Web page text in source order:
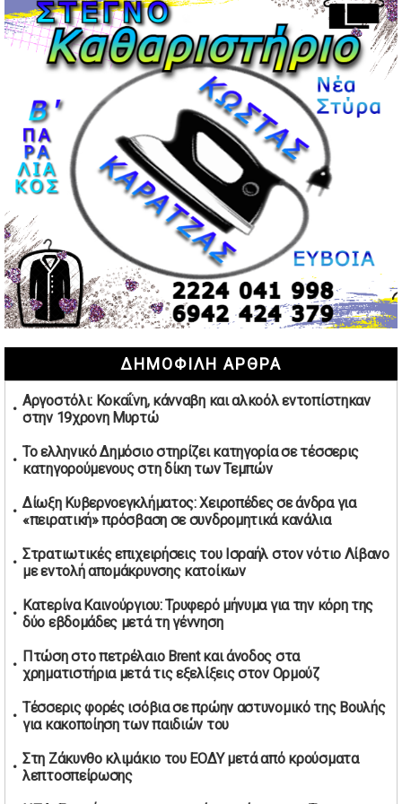
Περιστέρι: Ένταση μεταξύ ανηλίκων άφησε δύο
15χρονους τραυματίες
02/05/2026 | 18:56
Ηνωμένα Αραβικά Εμιράτα: Αίρουν τους περιορισμούς
στον εναέριο χώρο
02/05/2026 | 17:16
Η Αθηνά Λινού αφήνει ανοιχτό το ενδεχόμενο ένταξης
στον νέο πολιτικό φορέα Τσίπρα
02/05/2026 | 17:01
Αταμάν: Κανείς δεν έχει δικαίωμα να μιλά για τον πρόεδρο
και την οικογένειά του
02/05/2026 | 15:59
Μαρινάκης: Ο Ανδρουλάκης υπαναχώρησε στις
συμφωνίες για τις Ανεξάρτητες Αρχές
02/05/2026 | 09:36
Ψηφιακός έλεγχος στην αγορά: QR code για πωλήσεις
καπνικών και αλκοόλ σε 88.000 σημεία
02/05/2026 | 06:26
Καύσιμα αεροσκαφών: Διαβεβαιώσεις ΕΕ για επάρκεια
01/05/2026 | 19:54
Βελόπουλος: Κριτική σε πολιτικούς αρχηγούς για
δηλώσεις την Πρωτομαγιά
01/05/2026 | 19:33
Υπερβολική ταχύτητα στο Αλιβέρι οδήγησε σε σύλληψη
38χρονου οδηγού
01/05/2026 | 19:12
Υποψηφιότητες για τις εκλογές νέας διοίκησης του ΑΟ
Νέων Στύρων
Τουρκία: Ένταση στις συγκεντρώσεις για την Πρωτομαγιά
01/05/2026 | 13:20
στη μνήμη των επτά φιλάθλων
01/05/2026 | 13:03
ΔΗΜΟΦΙΛΗ ΑΡΘΡΑ
Αργοστόλι: Κοκαΐνη, κάνναβη και αλκοόλ εντοπίστηκαν
στην 19χρονη Μυρτώ
Το ελληνικό Δημόσιο στηρίζει κατηγορία σε τέσσερις
κατηγορούμενους στη δίκη των Τεμπών
Δίωξη Κυβερνοεγκλήματος: Χειροπέδες σε άνδρα για
«πειρατική» πρόσβαση σε συνδρομητικά κανάλια
Στρατιωτικές επιχειρήσεις του Ισραήλ στον νότιο Λίβανο
με εντολή απομάκρυνσης κατοίκων
Κατερίνα Καινούργιου: Τρυφερό μήνυμα για την κόρη της
δύο εβδομάδες μετά τη γέννηση
Πτώση στο πετρέλαιο Brent και άνοδος στα
χρηματιστήρια μετά τις εξελίξεις στον Ορμούζ
Τέσσερις φορές ισόβια σε πρώην αστυνομικό της Βουλής
για κακοποίηση των παιδιών του
Στη Ζάκυνθο κλιμάκιο του ΕΟΔΥ μετά από κρούσματα
λεπτοσπείρωσης